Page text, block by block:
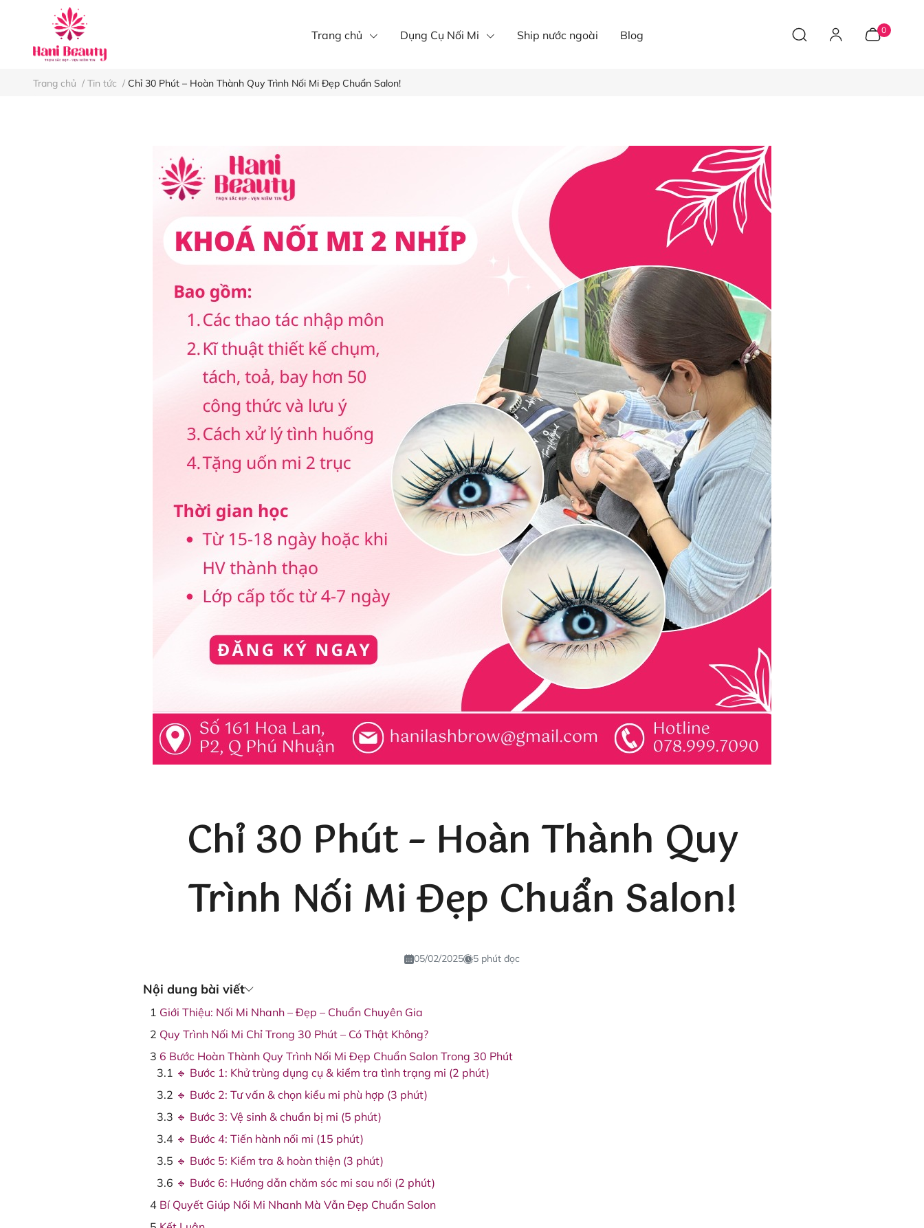
Trang chủ Dụng Cụ Nối Mi Ship nước ngoài Blog 0
Trang chủ / Tin tức / Chỉ 30 Phút – Hoàn Thành Quy Trình Nối Mi Đẹp Chuẩn Salon!
Chỉ 30 Phút – Hoàn Thành Quy
Trình Nối Mi Đẹp Chuẩn Salon!
05/02/2025 5 phút đọc
Nội dung bài viết
Giới Thiệu: Nối Mi Nhanh – Đẹp – Chuẩn Chuyên Gia
Quy Trình Nối Mi Chỉ Trong 30 Phút – Có Thật Không?
6 Bước Hoàn Thành Quy Trình Nối Mi Đẹp Chuẩn Salon Trong 30 Phút
🔹 Bước 1: Khử trùng dụng cụ & kiểm tra tình trạng mi (2 phút)
🔹 Bước 2: Tư vấn & chọn kiểu mi phù hợp (3 phút)
🔹 Bước 3: Vệ sinh & chuẩn bị mi (5 phút)
🔹 Bước 4: Tiến hành nối mi (15 phút)
🔹 Bước 5: Kiểm tra & hoàn thiện (3 phút)
🔹 Bước 6: Hướng dẫn chăm sóc mi sau nối (2 phút)
Bí Quyết Giúp Nối Mi Nhanh Mà Vẫn Đẹp Chuẩn Salon